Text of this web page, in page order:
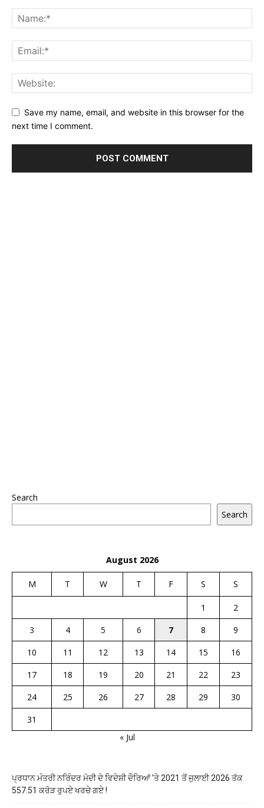
Save my name, email, and website in this browser for the
next time I comment.
Search
Search
August 2026
M T W T F S S
1
2
3
4 5 6 7 8
9
10
11 12 13 14 15
16
17
18 19 20 21 22
23
24
25 26 27 28 29
30
31
« Jul
ਪ੍ਰਧਾਨ ਮੰਤਰੀ ਨਰਿੰਦਰ ਮੋਦੀ ਦੇ ਵਿਦੇਸ਼ੀ ਦੌਰਿਆਂ ’ਤੇ 2021 ਤੋਂ ਜੁਲਾਈ 2026 ਤੱਕ
557.51 ਕਰੋੜ ਰੁਪਏ ਖਰਚੇ ਗਏ !